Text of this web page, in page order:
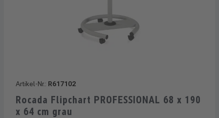
Artikel-Nr.: R617102
Rocada Flipchart PROFESSIONAL 68 x 190
x 64 cm grau